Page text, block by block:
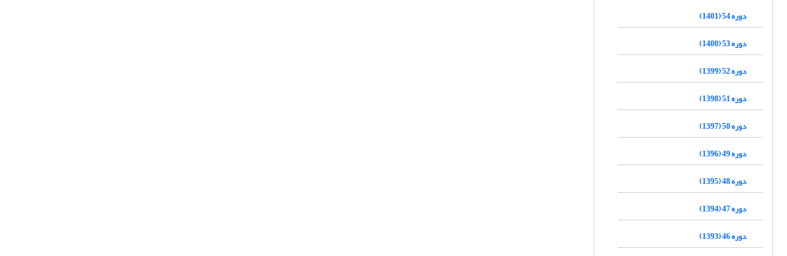
دوره 54 (1401)
دوره 53 (1400)
دوره 52 (1399)
دوره 51 (1398)
دوره 50 (1397)
دوره 49 (1396)
دوره 48 (1395)
دوره 47 (1394)
دوره 46 (1393)